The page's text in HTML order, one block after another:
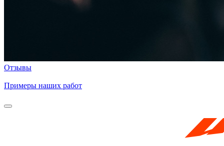
Отзывы
Примеры наших работ